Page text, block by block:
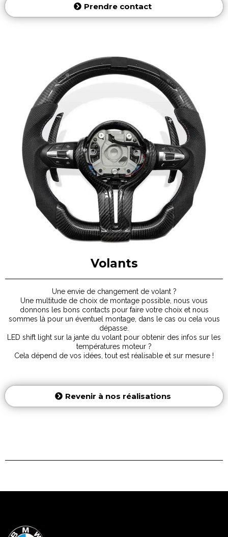
Prendre contact
Volants
Une envie de changement de volant ?
Une multitude de choix de montage possible, nous vous
donnons les bons contacts pour faire votre choix et nous
sommes là pour un éventuel montage, dans le cas ou cela vous
dépasse.
LED shift light sur la jante du volant pour obtenir des infos sur les
températures moteur ?
Cela dépend de vos idées, tout est réalisable et sur mesure !
Revenir à nos réalisations